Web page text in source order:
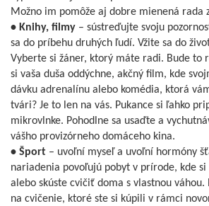
Možno im pomôže aj dobre mienená rada
• Knihy, filmy – sústreďujte svoju
sa do príbehu druhých ľudí. Vžite sa do
Vyberte si žáner, ktorý máte radi. Bude to
si vaša duša oddýchne, akčný film, kde
dávku adrenalínu alebo komédia, ktorá
tvári? Je to len na vás. Pukance si ľahko
mikrovlnke. Pohodlne sa usaďte a
vášho provizórneho domáceho kina.
• Šport – uvoľní myseľ a uvoľní hormóny
nariadenia povoľujú pobyt v prírode, kde
alebo skúste cvičiť doma s vlastnou
na cvičenie, ktoré ste si kúpili v rámci